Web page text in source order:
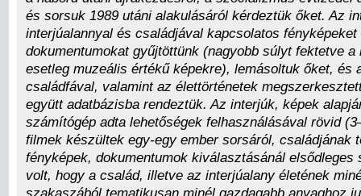
és sorsuk 1989 utáni alakulásáról kérdeztük őket. Az
interjúalannyal és családjával kapcsolatos fényképeket
dokumentumokat gyűjtöttünk (nagyobb súlyt fektetve a
esetleg muzeális értékű képekre), lemásoltuk őket, és
családfával, valamint az élettörténetek
együtt adatbázisba rendeztük. Az interjúk, képek
számítógép adta lehetőségek felhasználásával rövid
filmek készültek egy-egy ember sorsáról, családjának
fényképek, dokumentumok kiválasztásánál elsődleges
volt, hogy a család, illetve az interjúalany életének
szakaszából tematikusan minél gazdagabb anyaghoz